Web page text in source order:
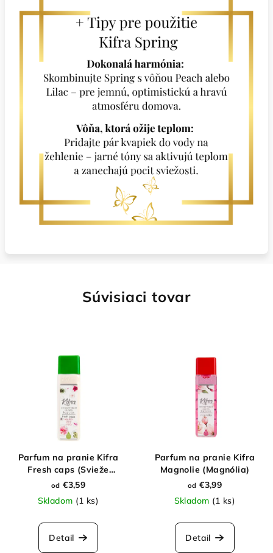
Súvisiaci tovar
Parfum na pranie Kifra
Fresh caps (Svieže
kapsule)
od €3,59
Skladom (1 ks)
Detail
Parfum na pranie Kifra
Magnolie (Magnólia)
od €3,99
Skladom (1 ks)
Detail